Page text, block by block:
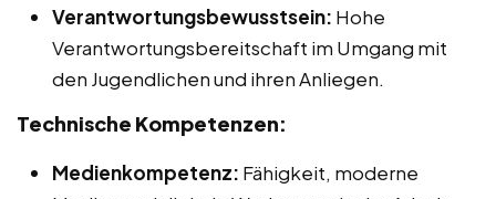
Verantwortungsbewusstsein: Hohe
Verantwortungsbereitschaft im Umgang mit
den Jugendlichen und ihren Anliegen.
Technische Kompetenzen:
Medienkompetenz: Fähigkeit, moderne